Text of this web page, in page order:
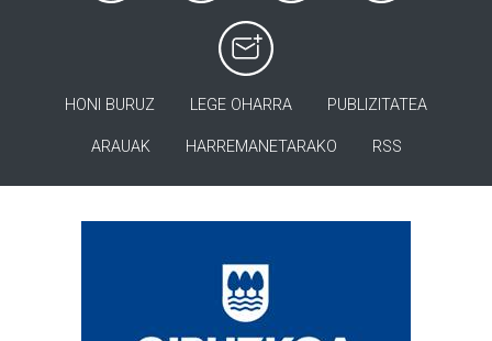
HONI BURUZ LEGE OHARRA PUBLIZITATEA
ARAUAK HARREMANETARAKO RSS